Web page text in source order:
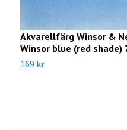
Akvarellfärg Winsor &
Winsor blue (red shade)
169 kr